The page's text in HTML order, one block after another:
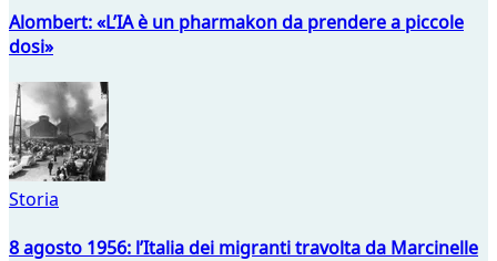
Alombert: «L’IA è un pharmakon da prendere a piccole
dosi»
Storia
8 agosto 1956: l’Italia dei migranti travolta da Marcinelle